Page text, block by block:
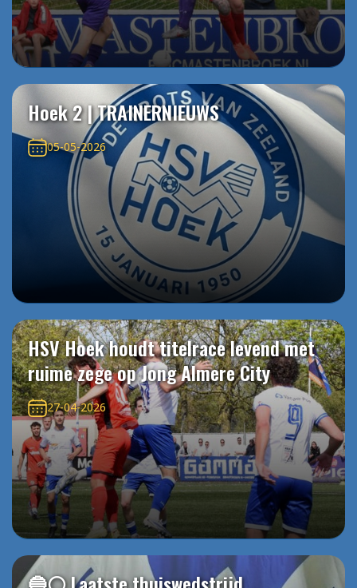
Hoek 2 | TRAINERNIEUWS
05-05-2026
HSV Hoek houdt titelrace levend met
ruime zege op Jong Almere City
27-04-2026